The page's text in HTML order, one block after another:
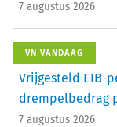
7 augustus 2026
VN VANDAAG
Vrijgesteld EIB-
drempelbedrag
7 augustus 2026